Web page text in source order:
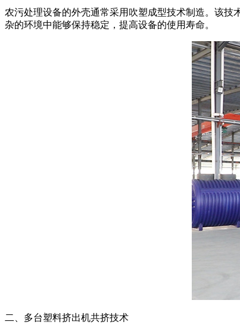
农污处理设备的外壳通常采用吹塑成型技术制造。该
杂的环境中能够保持稳定，提高设备的使用寿命。
二、多台塑料挤出机共挤技术